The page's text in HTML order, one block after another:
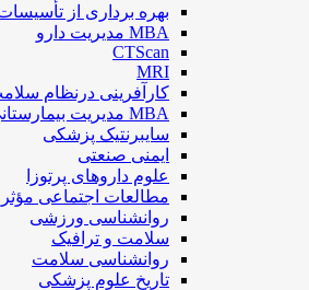
بهره برداری از
MBA مدیریت دارو
CTScan
MRI
کارآفرینی درنظام
MBA مدیریت بیمارستانی
سایبرنتیک پزشکی
ایمنی صنعتی
علوم داروهای پرتوزا
مطالعات اجتماعی
روانشناسی ورزشی
سلامت و ترافیک
روانشناسی سلامت
تاریخ علوم پزشکی